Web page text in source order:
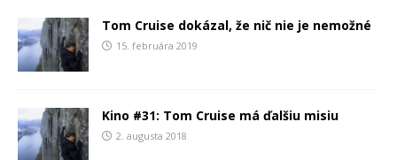
Tom Cruise dokázal, že nič nie je nemožné
15. februára 2019
Kino #31: Tom Cruise má ďalšiu misiu
2. augusta 2018